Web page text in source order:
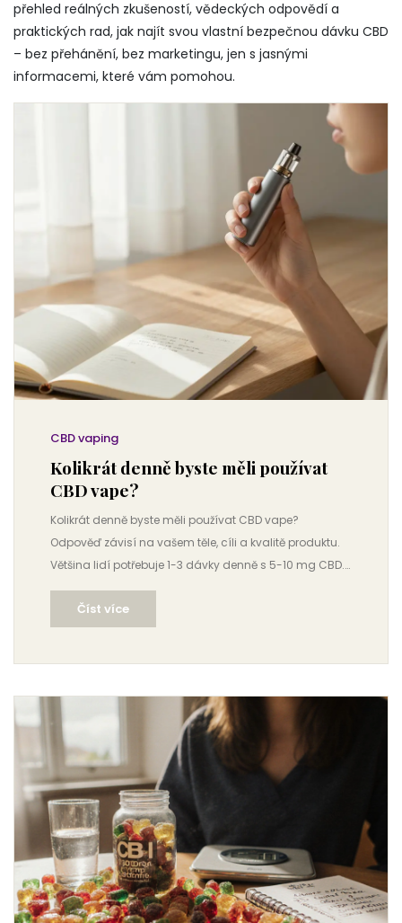
přehled reálných zkušeností, vědeckých odpovědí a
praktických rad, jak najít svou vlastní bezpečnou dávku CBD
– bez přehánění, bez marketingu, jen s jasnými
informacemi, které vám pomohou.
CBD vaping
Kolikrát denně byste měli používat
CBD vape?
Kolikrát denně byste měli používat CBD vape?
Odpověď závisí na vašem těle, cíli a kvalitě produktu.
Většina lidí potřebuje 1-3 dávky denně s 5-10 mg CBD.
Nejde o množství, ale o to, kdy a proč ho používáte.
Číst více